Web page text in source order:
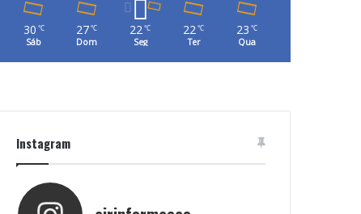
30 ℃
Sáb
27℃
Dom
22℃
Seg
22℃
Ter
23 ℃
Qua
Instagram